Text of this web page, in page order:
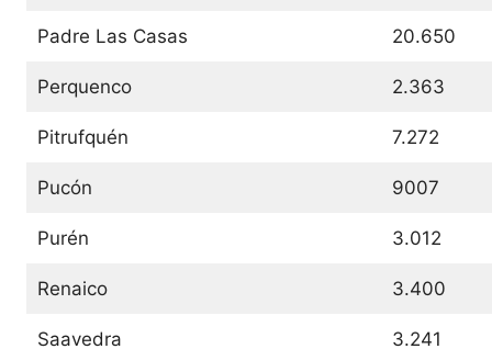
Padre Las Casas 20.650
Perquenco 2.363
Pitrufquén 7.272
Pucón 9007
Purén 3.012
Renaico 3.400
Saavedra 3.241